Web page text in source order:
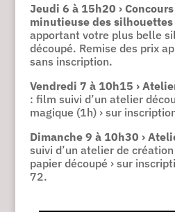
Jeudi 6 à 15h20 ›
minutieuse des silhouettes
apportant votre plus belle
découpé. Remise des prix
sans inscription.
Vendredi 7 à 10h15 ›
: film suivi d’un atelier
magique (1h) › sur
Dimanche 9 à 10h30 ›
suivi d’un atelier de
papier découpé › sur
72.